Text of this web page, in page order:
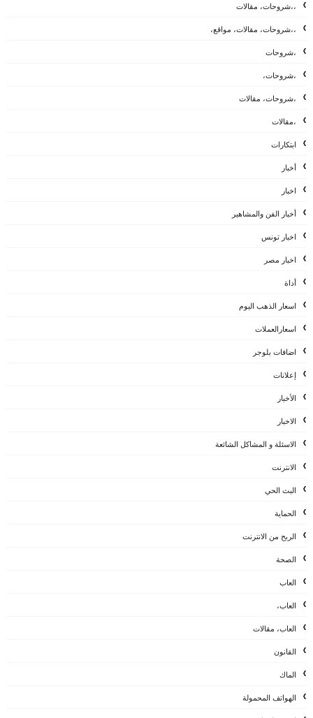
،،شروحات، مقالات
،،شروحات، مقالات، مواقع،
،شروحات
،شروحات،
،شروحات، مقالات
،مقالات
ابتكارات
أخبار
اخبار
أخبار الفن والمشاهير
اخبار تونس
اخبار مصر
أداة
اسعار الذهب اليوم
اسعارالعملات
اضافات بلوجر
إعلانات
الأخبار
الاخبار
الاسئلة و المشاكل الشائعة
الانترنت
البث الحي
الحماية
الربح من الانترنت
الصحة
العاب
العاب،
العاب، مقالات
القانون
الماك
الهواتف المحمولة